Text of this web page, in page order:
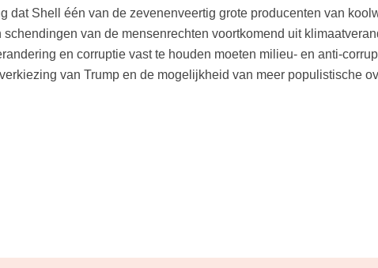
dat Shell één van de zevenenveertig grote producenten van
van de mensenrechten voortkomend uit
en corruptie vast te houden moeten milieu- en anti-
van Trump en de mogelijkheid van meer populistische